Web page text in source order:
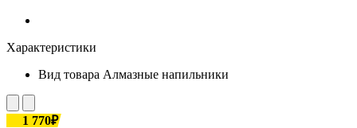
Характеристики
Вид товара Алмазные напильники
1 770₽